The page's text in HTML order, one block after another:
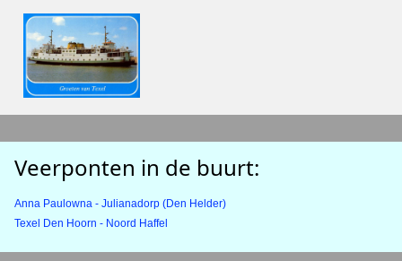
Veerponten in de buurt:
Anna Paulowna - Julianadorp (Den Helder)
Texel Den Hoorn - Noord Haffel